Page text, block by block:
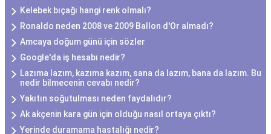
Kelebek bıçağı hangi renk olmalı?
Ronaldo neden 2008 ve 2009 Ballon d'Or almadı?
Amcaya doğum günü için sözler
Google'da iş hesabı nedir?
Lazıma lazım, kazıma kazım, sana da lazım, bana da lazım. Bu
nedir bilmecenin cevabı nedir?
Yakıtın soğutulması neden faydalıdır?
Ak akçenin kara gün için olduğu nasıl ortaya çıktı?
Yerinde duramama hastalığı nedir?